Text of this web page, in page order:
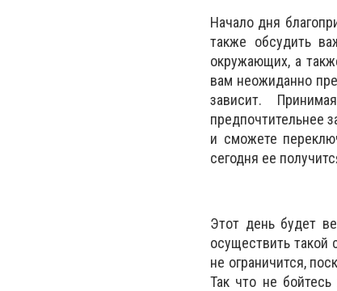
Начало дня
также обсудить
окружающих, а
вам неожиданно
зависит.
предпочтительнее
и сможете
сегодня ее
Этот день будет
осуществить
не ограничится,
Так что не